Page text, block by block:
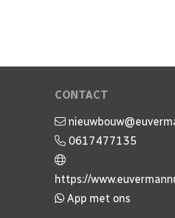
CONTACT
0617477135
https://
App met ons